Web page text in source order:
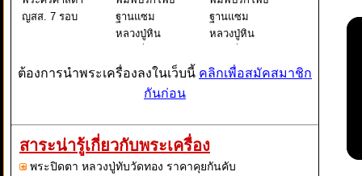
ญสส. 7 รอบ
ฐานแซม
หลวงปู่หิน
ฐานแซม
หลวงปู่หิน
ต้องการนำพระเครื่องลงในเว็บนี้ คลิกเพื่อสมัคสมาชิก
กันก่อน
สาระน่ารู้เกี่ยวกับพระเครื่อง
พระปิดตา หลวงปู่ทับวัดทอง ราคาคุยกันคับ